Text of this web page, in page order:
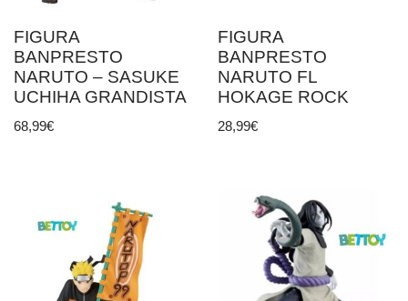
FIGURA
BANPRESTO
NARUTO – SASUKE
UCHIHA GRANDISTA
68,99€
FIGURA
BANPRESTO
NARUTO FL
HOKAGE ROCK
28,99€